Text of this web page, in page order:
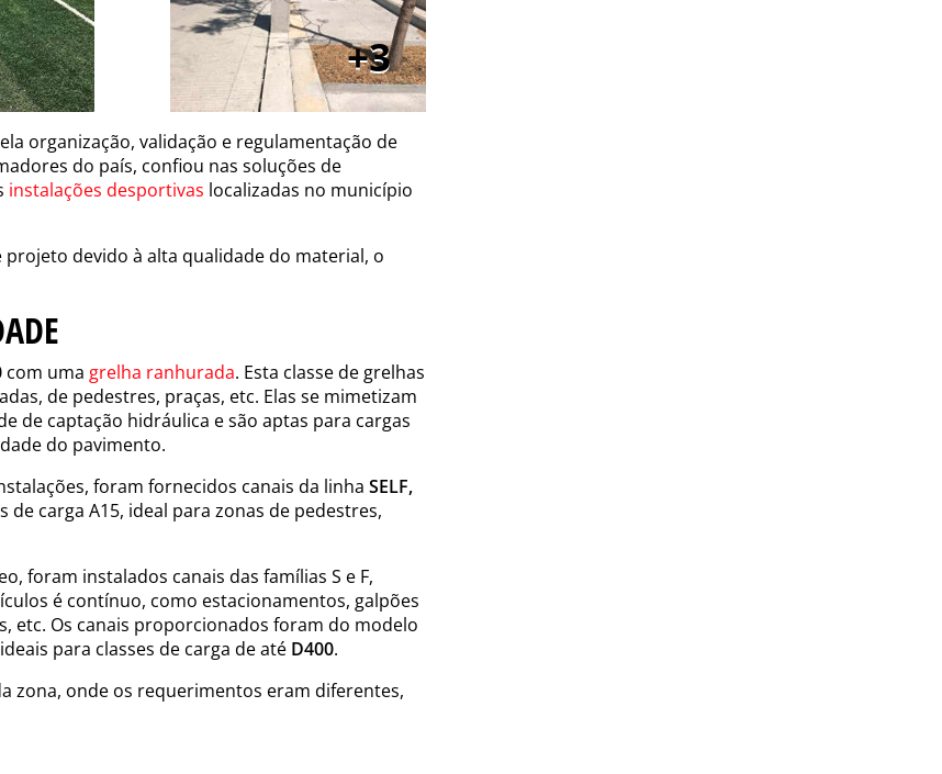
3
organização, validação e regulamentação de
do país, confiou nas soluções de
instalações desportivas localizadas no município
projeto devido à alta qualidade do material, o
com uma grelha ranhurada. Esta classe de grelhas
de pedestres, praças, etc. Elas se mimetizam
de captação hidráulica e são aptas para cargas
do pavimento.
foram fornecidos canais da linha SELF,
de carga A15, ideal para zonas de pedestres,
foram instalados canais das famílias S e F,
é contínuo, como estacionamentos, galpões
etc. Os canais proporcionados foram do modelo
para classes de carga de até D400.
zona, onde os requerimentos eram diferentes,